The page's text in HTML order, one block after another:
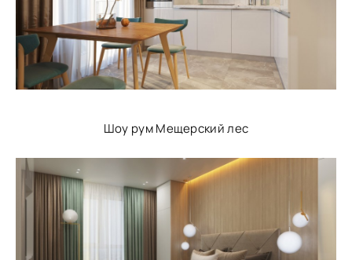
Шоу рум Мещерский лес